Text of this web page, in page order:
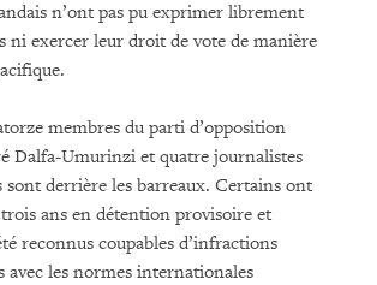
n’ont pas pu exprimer librement
ni exercer leur droit de vote de manière
membres du parti d’opposition
Dalfa-Umurinzi et quatre journalistes
sont derrière les barreaux. Certains ont
trois ans en détention provisoire et
reconnus coupables d’infractions
avec les normes internationales